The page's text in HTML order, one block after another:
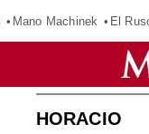
Mano Machinek El
HORACIO